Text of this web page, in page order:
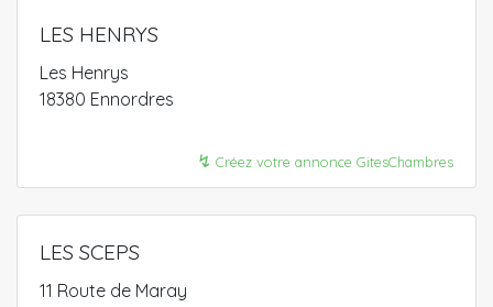
LES HENRYS
Les Henrys
18380 Ennordres
↯ Créez votre annonce GitesChambres
LES SCEPS
11 Route de Maray